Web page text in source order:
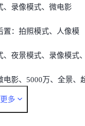
、录像模式、微电影
置：拍照模式、人像模
、夜景模式、录像模式
电影、5000万、全景、
清文档、慢动作、延时摄
更多